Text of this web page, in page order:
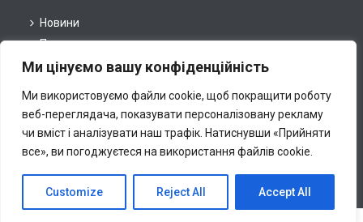
Ми цінуємо вашу конфіденційність
Ми використовуємо файли cookie, щоб покращити роботу
веб-переглядача, показувати персоналізовану рекламу
чи вміст і аналізувати наш трафік. Натиснувши «Прийняти
все», ви погоджуєтеся на використання файлів cookie.
Customize Reject All Accept All
Новини
Про нас
Для партнерів
Правова інформація
Контакти
Terms of Service
apply.